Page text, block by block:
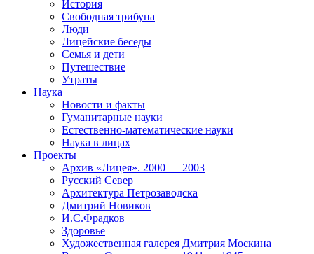
История
Свободная трибуна
Люди
Лицейские беседы
Семья и дети
Путешествие
Утраты
Наука
Новости и факты
Гуманитарные науки
Естественно-математические науки
Наука в лицах
Проекты
Архив «Лицея». 2000 — 2003
Русский Север
Архитектура Петрозаводска
Дмитрий Новиков
И.С.Фрадков
Здоровье
Художественная галерея Дмитрия Москина